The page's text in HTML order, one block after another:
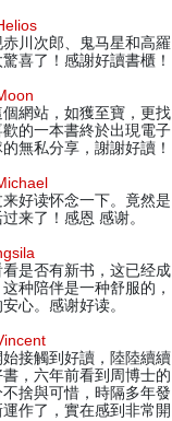
川次郎、鬼马星和高羅
喜了！感謝好讀書櫃！
網站，如獲至寶，更找
的一本書終於出現電子
無私分享，謝謝好讀！
好读怀念一下。竟然是
来了！感恩 感谢。
是否有新书，这已经成
种陪伴是一种舒服的，
心。感谢好读。
接觸到好讀，陸陸續續
，六年前看到周博士的
捨與可惜，時隔多年發
作了，實在感到非常開